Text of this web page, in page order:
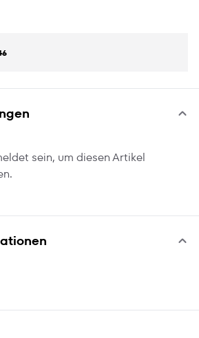
sein, um diesen Artikel